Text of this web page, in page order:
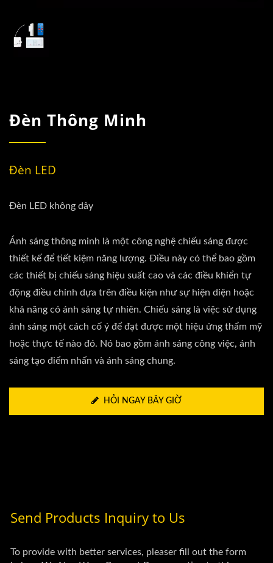
Đèn Thông Minh
Đèn LED
Đèn LED không dây
Ánh sáng thông minh là một công nghệ chiếu sáng được
thiết kế để tiết kiệm năng lượng. Điều này có thể bao gồm
các thiết bị chiếu sáng hiệu suất cao và các điều khiển tự
động điều chỉnh dựa trên điều kiện như sự hiện diện hoặc
khả năng có ánh sáng tự nhiên. Chiếu sáng là việc sử dụng
ánh sáng một cách cố ý để đạt được một hiệu ứng thẩm mỹ
hoặc thực tế nào đó. Nó bao gồm ánh sáng công việc, ánh
sáng tạo điểm nhấn và ánh sáng chung.
HỎI NGAY BÂY GIỜ